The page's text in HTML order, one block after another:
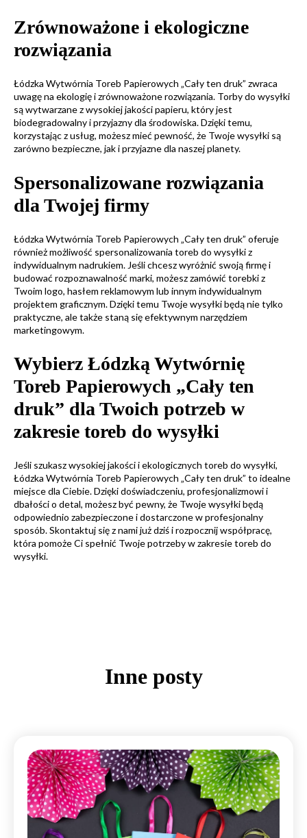
Zrównoważone i ekologiczne
rozwiązania
Łódzka Wytwórnia Toreb Papierowych „Cały ten druk” zwraca
uwagę na ekologię i zrównoważone rozwiązania. Torby do wysyłki
są wytwarzane z wysokiej jakości papieru, który jest
biodegradowalny i przyjazny dla środowiska. Dzięki temu,
korzystając z usług, możesz mieć pewność, że Twoje wysyłki są
zarówno bezpieczne, jak i przyjazne dla naszej planety.
Spersonalizowane rozwiązania
dla Twojej firmy
Łódzka Wytwórnia Toreb Papierowych „Cały ten druk” oferuje
również możliwość spersonalizowania toreb do wysyłki z
indywidualnym nadrukiem. Jeśli chcesz wyróżnić swoją firmę i
budować rozpoznawalność marki, możesz zamówić torebki z
Twoim logo, hasłem reklamowym lub innym indywidualnym
projektem graficznym. Dzięki temu Twoje wysyłki będą nie tylko
praktyczne, ale także staną się efektywnym narzędziem
marketingowym.
Wybierz Łódzką Wytwórnię
Toreb Papierowych „Cały ten
druk” dla Twoich potrzeb w
zakresie toreb do wysyłki
Jeśli szukasz wysokiej jakości i ekologicznych toreb do wysyłki,
Łódzka Wytwórnia Toreb Papierowych „Cały ten druk” to idealne
miejsce dla Ciebie. Dzięki doświadczeniu, profesjonalizmowi i
dbałości o detal, możesz być pewny, że Twoje wysyłki będą
odpowiednio zabezpieczone i dostarczone w profesjonalny
sposób. Skontaktuj się z nami już dziś i rozpocznij współpracę,
która pomoże Ci spełnić Twoje potrzeby w zakresie toreb do
wysyłki.
Inne posty